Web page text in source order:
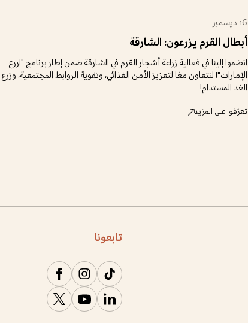
للعائلة 16 ديسمبر
أبطال القرم يزرعون: الشارقة
انضموا إلينا في فعالية زراعة أشجار القرم في الشارقة ضمن إطار برنامج "ازرع
الإمارات"! لنتعاون معًا لتعزيز الأمن الغذائي، وتقوية الروابط المجتمعية،
الغد المستدام!
تعرّفوا على المزيد
تابعونا